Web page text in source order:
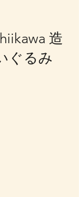
造
ぐるみ